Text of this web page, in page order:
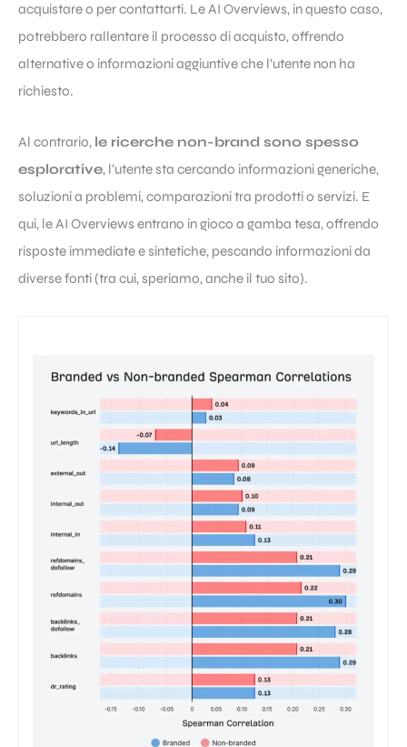
acquistare o per contattarti. Le AI Overviews, in questo caso,
potrebbero rallentare il processo di acquisto, offrendo
alternative o informazioni aggiuntive che l’utente non ha
richiesto.
Al contrario, le ricerche non-brand sono spesso
esplorative, l’utente sta cercando informazioni generiche,
soluzioni a problemi, comparazioni tra prodotti o servizi. E
qui, le AI Overviews entrano in gioco a gamba tesa, offrendo
risposte immediate e sintetiche, pescando informazioni da
diverse fonti (tra cui, speriamo, anche il tuo sito).